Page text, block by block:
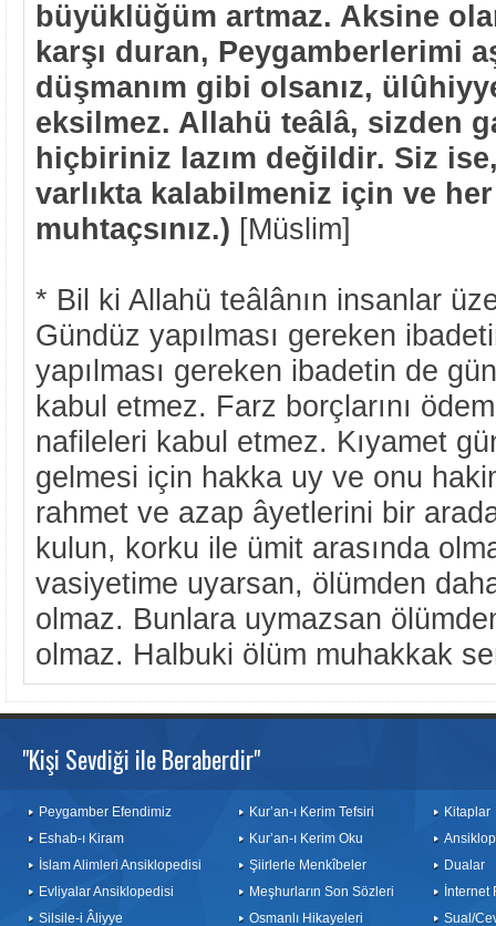
büyüklüğüm artmaz. Aksine
karşı duran, Peygamberlerimi
düşmanım gibi olsanız,
eksilmez. Allahü teâlâ, sizden
hiçbiriniz lazım değildir. Siz
varlıkta kalabilmeniz için ve
muhtaçsınız.) [Müslim]
* Bil ki Allahü teâlânın insanlar
Gündüz yapılması gereken
yapılması gereken ibadetin de
kabul etmez. Farz borçlarını
nafileleri kabul etmez. Kıyamet
gelmesi için hakka uy ve onu
rahmet ve azap âyetlerini bir
kulun, korku ile ümit arasında
vasiyetime uyarsan, ölümden
olmaz. Bunlara uymazsan
olmaz. Halbuki ölüm muhakkak
"Kişi Sevdiği ile Beraberdir"
Peygamber Efendimiz
Eshab-ı Kiram
İslam Alimleri Ansiklopedisi
Evliyalar Ansiklopedisi
Silsile-i Âliyye
Kur’an-ı Kerim Tefsiri
Kur’an-ı Kerim Oku
Şiirlerle Menkîbeler
Meşhurların Son Sözleri
Osmanlı Hikayeleri
Kitaplar
Dualar
İnternet
Sual/